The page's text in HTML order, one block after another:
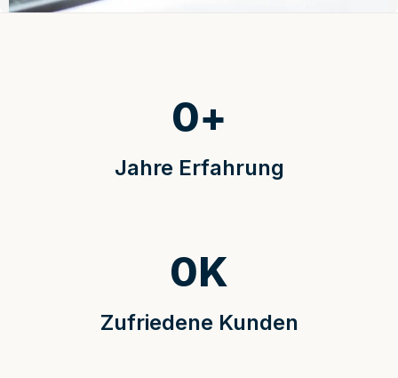
Jahre Erfahrung
0+
Zufriedene Kunden
0K